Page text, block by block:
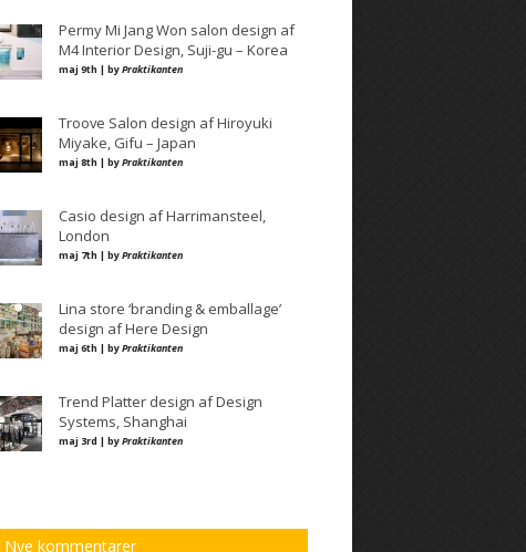
Permy Mi Jang Won salon design af
M4 Interior Design, Suji-gu – Korea
maj 9th | byPraktikanten
Troove Salon design af Hiroyuki
Miyake, Gifu – Japan
maj 8th | byPraktikanten
Casio design af Harrimansteel,
London
maj 7th | byPraktikanten
Lina store ‘branding & emballage’
design af Here Design
maj 6th | byPraktikanten
Trend Platter design af Design
Systems, Shanghai
maj 3rd | byPraktikanten
Nye kommentarer